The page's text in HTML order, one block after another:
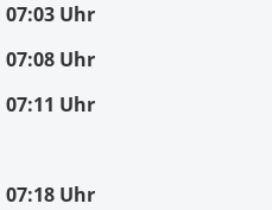
07:03 Uhr
07:08 Uhr
07:11 Uhr
07:18 Uhr